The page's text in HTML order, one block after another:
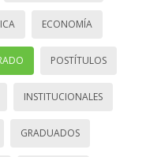
ECONOMÍA
POSTÍTULOS
INSTITUCIONALES
GRADUADOS